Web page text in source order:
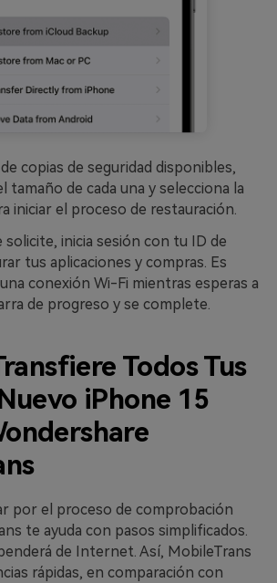
copias de seguridad disponibles,
tamaño de cada una y selecciona la
iniciar el proceso de restauración.
solicite, inicia sesión con tu ID de
tus aplicaciones y compras. Es
conexión Wi-Fi mientras esperas a
de progreso y se complete.
Todos Tus
iPhone 15
por el proceso de comprobación
te ayuda con pasos simplificados.
de Internet. Así, MobileTrans
rápidas, en comparación con